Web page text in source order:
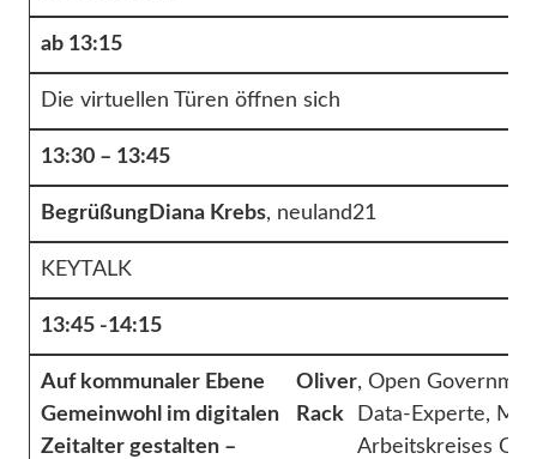
ab 13:15
Die virtuellen Türen öffnen sich
13:30 – 13:45
BegrüßungDiana Krebs, neuland21
KEYTALK
13:45 -14:15
Auf kommunaler Ebene
Gemeinwohl im digitalen
Zeitalter gestalten –
Oliver
Rack
, Open
Data-Experte,
Arbeitskreises